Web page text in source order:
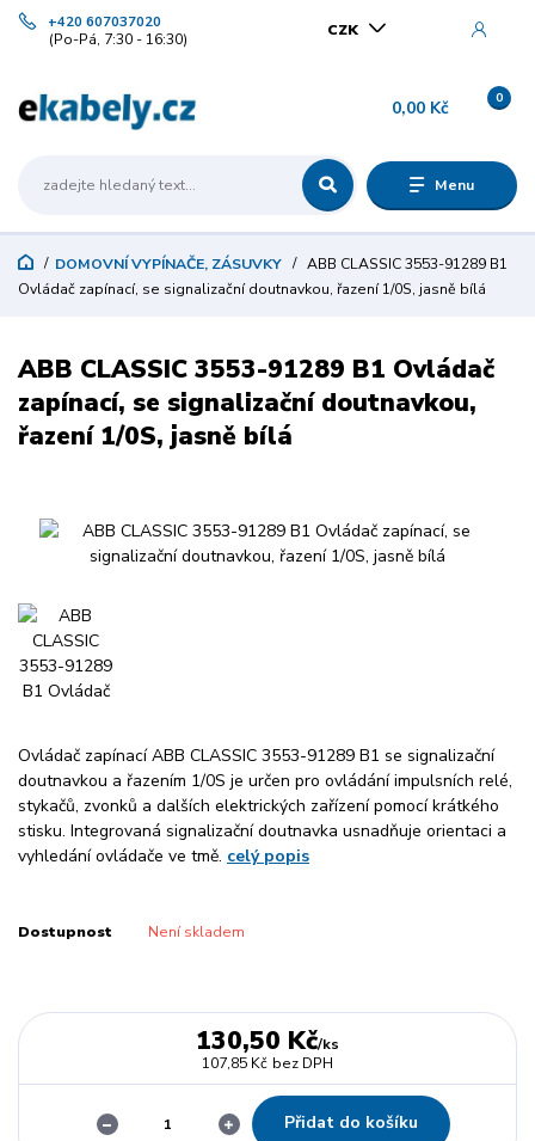
Menu
CZK
+420 607037020
(Po-Pá, 7:30 - 16:30)
0
0,00 Kč
DOMOVNÍ VYPÍNAČE, ZÁSUVKY
ABB CLASSIC 3553-91289 B1
Ovládač zapínací, se signalizační doutnavkou, řazení 1/0S, jasně bílá
ABB CLASSIC 3553-91289 B1 Ovládač
zapínací, se signalizační doutnavkou,
řazení 1/0S, jasně bílá
Ovládač zapínací ABB CLASSIC 3553-91289 B1 se signalizační
doutnavkou a řazením 1/0S je určen pro ovládání impulsních relé,
stykačů, zvonků a dalších elektrických zařízení pomocí krátkého
stisku. Integrovaná signalizační doutnavka usnadňuje orientaci a
vyhledání ovládače ve tmě. celý popis
Dostupnost Není skladem
130,50 Kč/ks
107,85 Kč bez DPH
Přidat do košíku